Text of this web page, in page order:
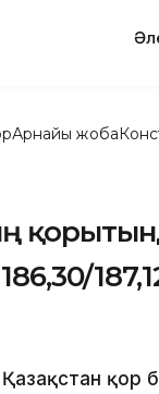
Арнайы жоба
қор